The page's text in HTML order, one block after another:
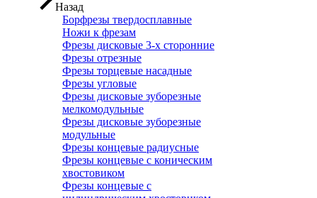
Назад
Борфрезы твердосплавные
Ножи к фрезам
Фрезы дисковые 3-х сторонние
Фрезы отрезные
Фрезы торцевые насадные
Фрезы угловые
Фрезы дисковые зуборезные
мелкомодульные
Фрезы дисковые зуборезные
модульные
Фрезы концевые радиусные
Фрезы концевые с коническим
хвостовиком
Фрезы концевые с